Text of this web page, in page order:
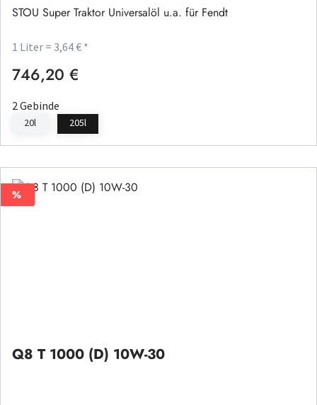
STOU Super Traktor Universalöl u.a. für Fendt
1 Liter = 3,64 € *
Regulärer Preis:
746,20 €
2 Gebinde
20l 205l
%
%
Q8 T 1000 (D) 10W-30